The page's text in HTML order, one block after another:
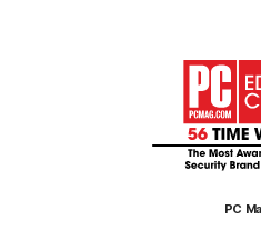
PC